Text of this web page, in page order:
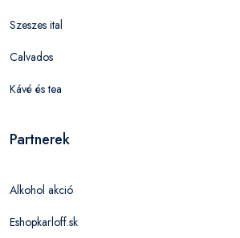
Szeszes ital
Calvados
Kávé és tea
Partnerek
Alkohol akció
Eshopkarloff.sk